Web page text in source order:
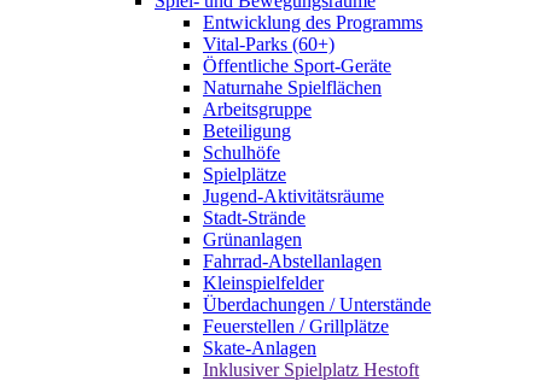
Entwicklung des Programms
Vital-Parks (60+)
Öffentliche Sport-Geräte
Naturnahe Spielflächen
Arbeitsgruppe
Beteiligung
Schulhöfe
Spielplätze
Jugend-Aktivitätsräume
Stadt-Strände
Grünanlagen
Fahrrad-Abstellanlagen
Kleinspielfelder
Überdachungen / Unterstände
Feuerstellen / Grillplätze
Skate-Anlagen
Inklusiver Spielplatz Hestoft